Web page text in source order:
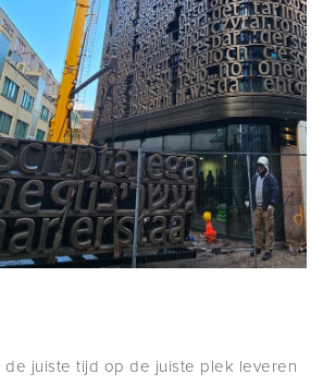
de juiste tijd op de juiste plek leveren